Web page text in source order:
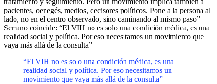
tratamiento y seguimiento. Pero un movimiento implica también a
pacientes, oenegés, medios, decisores políticos. Pone a la persona al
lado, no en el centro observado, sino caminando al mismo paso”.
Serrano coincide: “El VIH no es solo una condición médica, es una
realidad social y política. Por eso necesitamos un movimiento que
vaya más allá de la consulta”.
“El VIH no es solo una condición médica, es una
realidad social y política. Por eso necesitamos un
movimiento que vaya más allá de la consulta”